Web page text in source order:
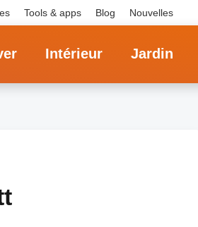
Tools & apps Blog Nouvelles
Intérieur Jardin